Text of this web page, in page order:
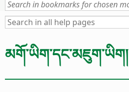
མགོ་ཡིག་དང་མཇུག་ཡིག།